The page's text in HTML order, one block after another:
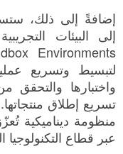
إضافةً إلى ذلك،
لتبسيط وتسريع
واختبارها
تسريع إطلاق
منظومة ديناميكية
عبر قطاع التكنولوجيا